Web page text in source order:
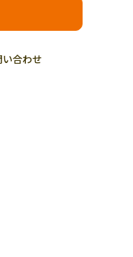
い合わせ